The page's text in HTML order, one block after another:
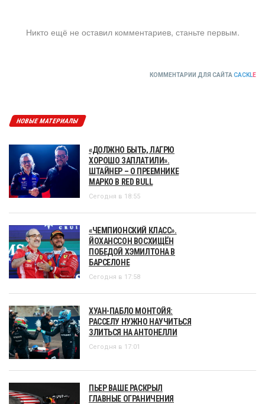
Никто ещё не оставил комментариев, станьте первым.
КОММЕНТАРИИ ДЛЯ САЙТА CACKLE
НОВЫЕ МАТЕРИАЛЫ
«ДОЛЖНО БЫТЬ, ЛАГРЮ
ХОРОШО ЗАПЛАТИЛИ».
ШТАЙНЕР – О ПРЕЕМНИКЕ
МАРКО В RED BULL
Сегодня в 18:55
«ЧЕМПИОНСКИЙ КЛАСС».
ЙОХАНССОН ВОСХИЩЁН
ПОБЕДОЙ ХЭМИЛТОНА В
БАРСЕЛОНЕ
Сегодня в 17:58
ХУАН-ПАБЛО МОНТОЙЯ:
РАССЕЛУ НУЖНО НАУЧИТЬСЯ
ЗЛИТЬСЯ НА АНТОНЕЛЛИ
Сегодня в 17:01
ПЬЕР ВАШЕ РАСКРЫЛ
ГЛАВНЫЕ ОГРАНИЧЕНИЯ